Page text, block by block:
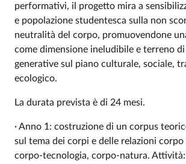
performativi, il progetto mira a
e popolazione studentesca sulla non
neutralità del corpo, promuovendone
come dimensione ineludibile e terreno
generative sul piano culturale, sociale,
ecologico.
La durata prevista è di 24 mesi.
· Anno 1: costruzione di un corpus
sul tema dei corpi e delle relazioni corpo
corpo-tecnologia, corpo-natura.